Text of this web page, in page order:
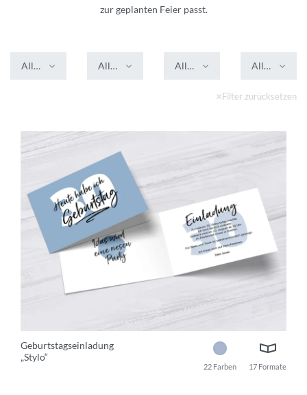
zur geplanten Feier passt.
Alle Farben Alle Formate Alle VeredelungenAlle Stile
Filter zurücksetzen
Geburtstagseinladung
„Stylo“
17 Formate
22 Farben